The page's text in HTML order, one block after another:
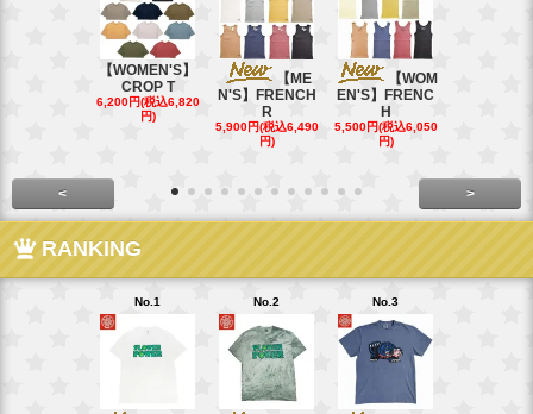
【WOMEN'S】
CROP T
6,200円(税込6,820
円)
【ME
N'S】FRENCH
R
5,900円(税込6,490
円)
【WOM
EN'S】FRENC
H
5,500円(税込6,050
円)
< >
RANKING
No.1 No.2 No.3